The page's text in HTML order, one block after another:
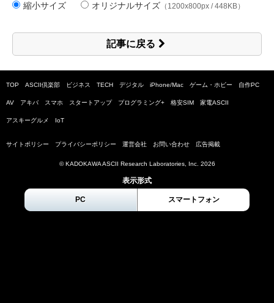
縮小サイズ オリジナルサイズ （1200x800px / 448KB）
記事に戻る
TOP ASCII倶楽部 ビジネス TECH デジタル iPhone/Mac ゲーム・ホビー 自作PC
AV アキバ スマホ スタートアップ プログラミング+ 格安SIM 家電ASCII
アスキーグルメ IoT
サイトポリシー プライバシーポリシー 運営会社 お問い合わせ 広告掲載
© KADOKAWA ASCII Research Laboratories, Inc. 2026
表示形式
PC スマートフォン